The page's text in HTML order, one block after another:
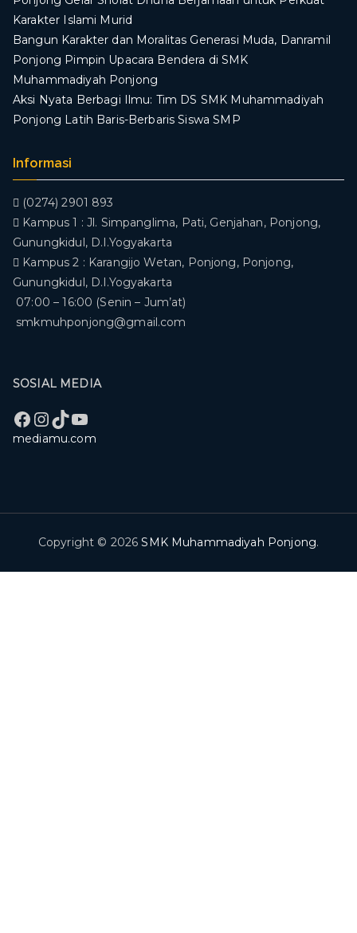
Karakter Islami Murid
Bangun Karakter dan Moralitas Generasi Muda, Danramil
Ponjong Pimpin Upacara Bendera di SMK
Muhammadiyah Ponjong
​Aksi Nyata Berbagi Ilmu: Tim DS SMK Muhammadiyah
Ponjong Latih Baris-Berbaris Siswa SMP
Informasi
(0274) 2901 893
Kampus 1 : Jl. Simpanglima, Pati, Genjahan, Ponjong,
Gunungkidul, D.I.Yogyakarta
Kampus 2 : Karangijo Wetan, Ponjong, Ponjong,
Gunungkidul, D.I.Yogyakarta
07:00 – 16:00 (Senin – Jum’at)
smkmuhponjong@gmail.com
SOSIAL MEDIA
Facebook
Instagram
TikTok
YouTube
mediamu.com
Copyright © 2026SMK Muhammadiyah Ponjong.